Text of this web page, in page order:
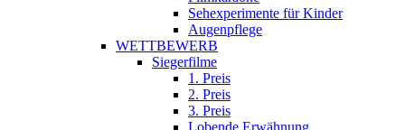
Sehexperimente für Kinder
Augenpflege
WETTBEWERB
Siegerfilme
1. Preis
2. Preis
3. Preis
Lobende Erwähnung